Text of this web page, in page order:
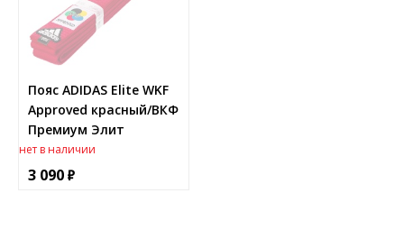
Пояс ADIDAS Elite WKF
Approved красный/ВКФ
Премиум Элит
нет в наличии
3 090